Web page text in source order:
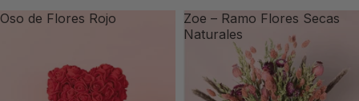
Oso de Flores Rojo
Zoe – Ramo Flores Secas
Naturales